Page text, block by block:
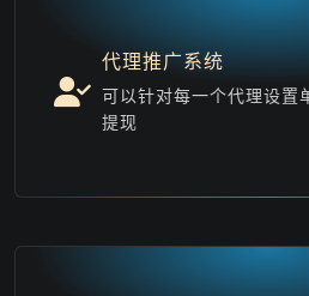
代理推广系统
可以针对每一个代理设置
提现